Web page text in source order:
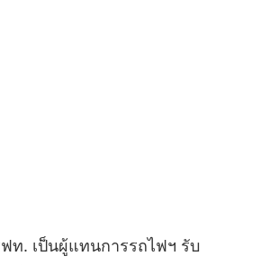
ท. เป็นผู้แทนการรถไฟฯ รับ